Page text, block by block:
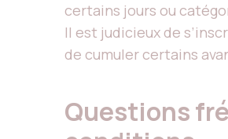
certains jours ou
Il est judicieux de
de cumuler certains
Questions